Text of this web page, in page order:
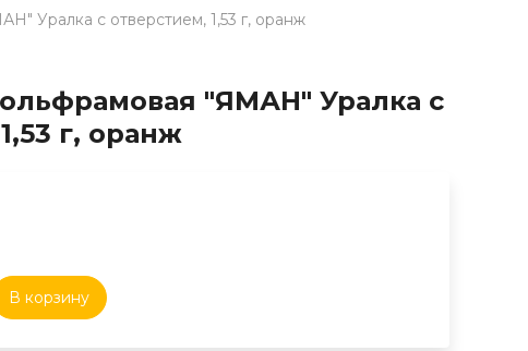
Уралка с отверстием, 1,53 г, оранж
"ЯМАН" Уралка с
г, оранж
В корзину